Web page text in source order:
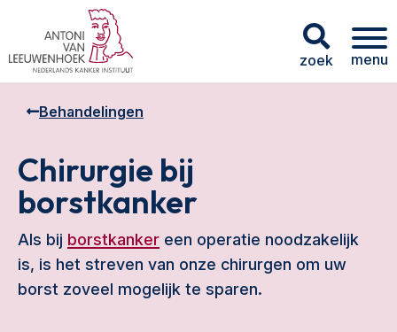
zoek menu
Chirurgie bij
borstkanker
Als bij borstkanker een operatie noodzakelijk
is, is het streven van onze chirurgen om uw
borst zoveel mogelijk te sparen.
Behandelingen